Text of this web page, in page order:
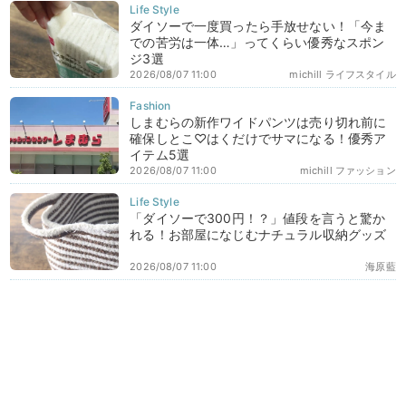
ダイソーで一度買ったら手放せない！「今ま
での苦労は一体…」ってくらい優秀なスポン
ジ3選
michill ライフスタイル
2026/08/07 11:00
しまむらの新作ワイドパンツは売り切れ前に
確保しとこ♡はくだけでサマになる！優秀ア
イテム5選
michill ファッション
2026/08/07 11:00
「ダイソーで300円！？」値段を言うと驚か
れる！お部屋になじむナチュラル収納グッズ
海原藍
2026/08/07 11:00